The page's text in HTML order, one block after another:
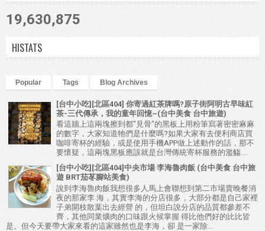
19,630,875
HISTATS
Popular Tags Blog Archives
[台中小吃][北區404] 你寄過紅茶牌嗎?原子街阿明古早味紅
茶-三代傳承，我的童年回憶~(台中美食 台中旅遊)
看這牆上這兩塊擦到都"見骨"的黑板上用粉筆寫著密密麻麻
的數字，大家知道牠們是什麼嗎?如果大家有去便利商店買
咖啡寄杯的經驗，或是使用手機APP做上述動作的話，那不
要懷疑，這兩塊黑板應該就是台灣傳統寄杯服務的濫觴....
[台中小吃][北區404]中央市場 李海魯肉飯 (台中美食 台中旅
遊 BRT茄苳腳站美食)
說到李海魯肉飯我想很多人馬上會聯想到第二市場賣晚餐消
夜的那家李 海，其實李海的分店很多，大部分都是自己家裡
子弟開枝散葉出去經營 的，但坦白說分店的品質都參差不
齊，其他同業爌肉的口味跟火候掌握 得比他們好的比比皆
是。但今天要帶大家來看的這家雖然也是李海，卻 是一家除...